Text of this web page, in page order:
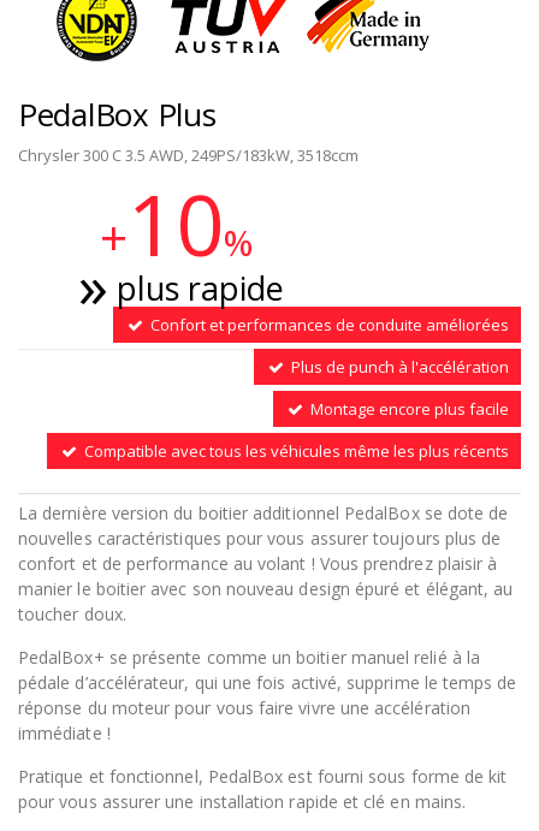
PedalBox Plus
Chrysler 300 C 3.5 AWD, 249PS/183kW, 3518ccm
+10%
plus rapide
Confort et performances de conduite améliorées
Plus de punch à l'accélération
Montage encore plus facile
Compatible avec tous les véhicules même les plus récents
La dernière version du boitier additionnel PedalBox se dote de
nouvelles caractéristiques pour vous assurer toujours plus de
confort et de performance au volant ! Vous prendrez plaisir à
manier le boitier avec son nouveau design épuré et élégant, au
toucher doux.
PedalBox+ se présente comme un boitier manuel relié à la
pédale d’accélérateur, qui une fois activé, supprime le temps de
réponse du moteur pour vous faire vivre une accélération
immédiate !
Pratique et fonctionnel, PedalBox est fourni sous forme de kit
pour vous assurer une installation rapide et clé en mains.